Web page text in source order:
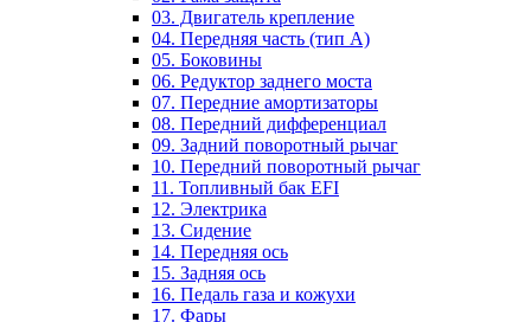
03. Двигатель крепление
04. Передняя часть (тип А)
05. Боковины
06. Редуктор заднего моста
07. Передние амортизаторы
08. Передний дифференциал
09. Задний поворотный рычаг
10. Передний поворотный рычаг
11. Топливный бак EFI
12. Электрика
13. Сидение
14. Передняя ось
15. Задняя ось
16. Педаль газа и кожухи
17. Фары